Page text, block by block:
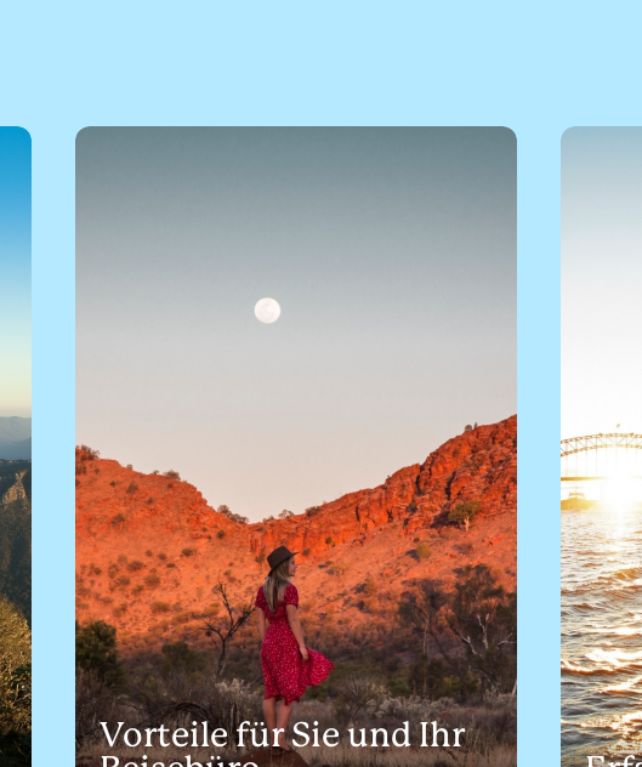
Vorteile für Sie und Ihr